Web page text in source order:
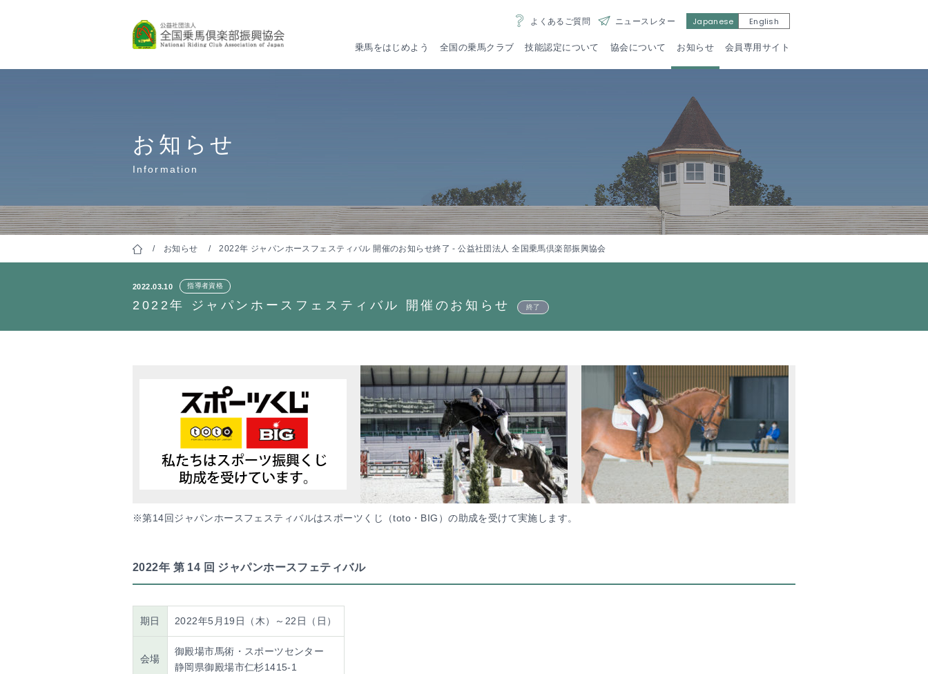
乗馬をはじめよう
なかよく、たのしく馬に乗ろう
全国の乗馬クラブ 技能認定について 協会について お知らせ 会員専用サイト
よくあるご質問 ニュースレター Japanese English
お知らせ
Information
お知らせ 2022年 ジャパンホースフェスティバル 開催のお知らせ終了 - 公益社団法人 全国乗馬倶楽部振興協会
2022.03.10 指導者資格
2022年 ジャパンホースフェスティバル 開催のお知らせ 終了
※第14回ジャパンホースフェスティバルはスポーツくじ（toto・BIG）の助成を受けて実施します。
2022年 第 14 回 ジャパンホースフェティバル
期日 2022年5月19日（木）～22日（日）
会場
御殿場市馬術・スポーツセンター
静岡県御殿場市仁杉1415-1